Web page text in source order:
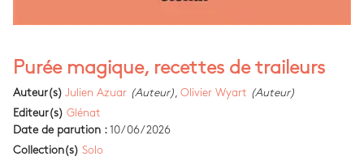
Purée magique, recettes de traileurs
Auteur(s) Julien Azuar (Auteur) Olivier Wyart (Auteur)
Editeur(s) Glénat
Date de parution : 10/06/2026
Collection(s) Solo